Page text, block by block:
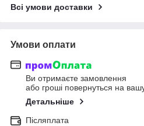
Всі умови доставки
Умови оплати
Ви отримаєте замовлення
або гроші повернуться на
Детальніше
Післяплата